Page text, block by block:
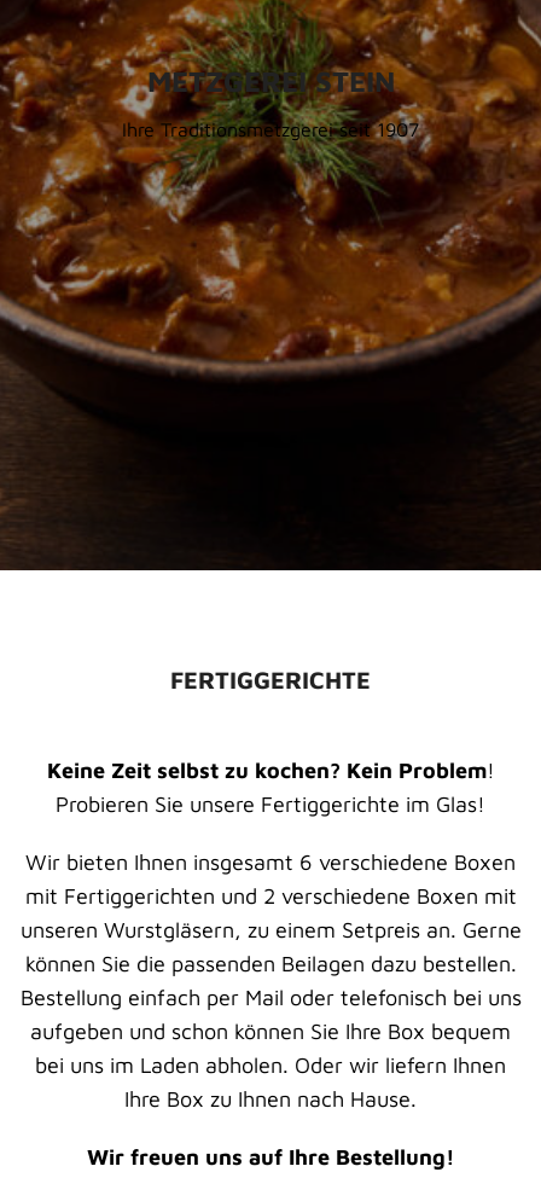
METZGEREI STEIN
Ihre Traditionsmetzgerei seit 1907
FERTIGGERICHTE
Keine Zeit selbst zu kochen? Kein Problem!
Probieren Sie unsere Fertiggerichte im Glas!
Wir bieten Ihnen insgesamt 6 verschiedene Boxen
mit Fertiggerichten und 2 verschiedene Boxen mit
unseren Wurstgläsern, zu einem Setpreis an. Gerne
können Sie die passenden Beilagen dazu bestellen.
Bestellung einfach per Mail oder telefonisch bei uns
aufgeben und schon können Sie Ihre Box bequem
bei uns im Laden abholen. Oder wir liefern Ihnen
Ihre Box zu Ihnen nach Hause.
Wir freuen uns auf Ihre Bestellung!